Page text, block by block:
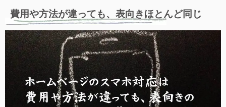
費用や方法が違っても、表向きほとんど同じ